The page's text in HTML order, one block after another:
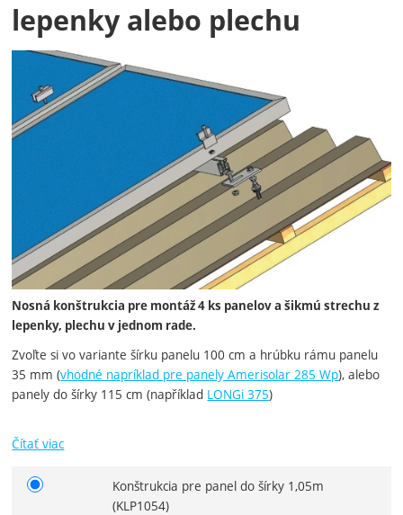
lepenky alebo plechu
Fotografie
Nosná konštrukcia pre montáž 4 ks panelov a šikmú strechu z
lepenky, plechu v jednom rade.
Zvoľte si vo variante šírku panelu 100 cm a hrúbku rámu panelu
35 mm (vhodné napríklad pre panely Amerisolar 285 Wp), alebo
panely do šírky 115 cm (například LONGi 375)
Čítať viac
Zvoľte variantKonštrukcia pre panel do šírky 1,05m
(KLP1054)